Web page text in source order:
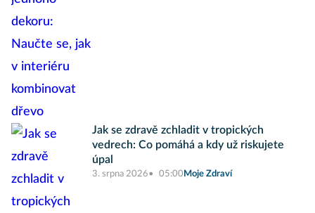
Jak se zdravě zchladit v tropických
vedrech: Co pomáhá a kdy už riskujete
úpal
3. srpna 2026 05:00 Moje Zdraví